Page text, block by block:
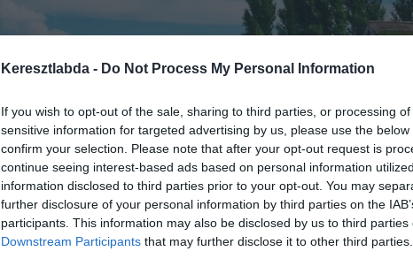
Keresztlabda - Do Not Process My Personal Information
If you wish to opt-out of the sale, sharing to third parties, or processing
sensitive information for targeted advertising by us, please use the
confirm your selection. Please note that after your opt-out request is
continue seeing interest-based ads based on personal information
information disclosed to third parties prior to your opt-out. You may
further disclosure of your personal information by third parties on the
participants. This information may also be disclosed by us to third parties
Downstream Participants that may further disclose it to other third parties.
Hirdetés